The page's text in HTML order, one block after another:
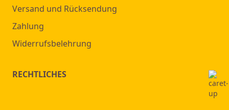
Versand und Rücksendung
Zahlung
Widerrufsbelehrung
RECHTLICHES